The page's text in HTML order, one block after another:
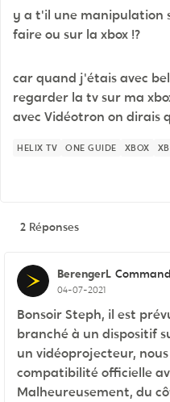
y a t'il une manipulation
faire ou sur la xbox !?
car quand j'étais avec
regarder la tv sur ma
avec Vidéotron on dirais
HELIX TV ONE GUIDE XBOX
2 Réponses
BerengerL
04-07-2021
Bonsoir Steph, il est
branché à un dispositif
un vidéoprojecteur,
compatibilité officielle
Malheureusement, du